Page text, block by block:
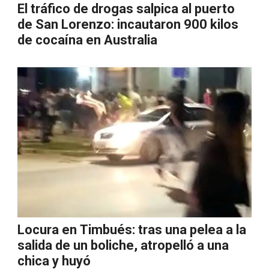
El tráfico de drogas salpica al puerto
de San Lorenzo: incautaron 900 kilos
de cocaína en Australia
Locura en Timbués: tras una pelea a la
salida de un boliche, atropelló a una
chica y huyó